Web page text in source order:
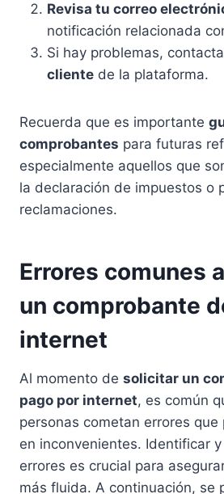
Revisa tu correo
notificación relacionada
Si hay problemas,
cliente de la plataforma.
Recuerda que es importante
comprobantes para futuras
especialmente aquellos que
la declaración de impuestos o
reclamaciones.
Errores comunes
un comprobante
internet
Al momento de solicitar un
pago por internet, es común
personas cometan errores
en inconvenientes. Identificar
errores es crucial para
más fluida. A continuación, se